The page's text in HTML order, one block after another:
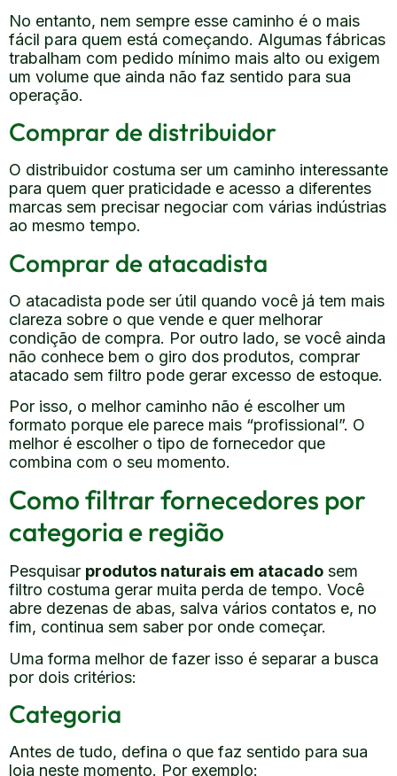
No entanto, nem sempre esse caminho é o mais
fácil para quem está começando. Algumas fábricas
trabalham com pedido mínimo mais alto ou exigem
um volume que ainda não faz sentido para sua
operação.
Comprar de distribuidor
O distribuidor costuma ser um caminho interessante
para quem quer praticidade e acesso a diferentes
marcas sem precisar negociar com várias indústrias
ao mesmo tempo.
Comprar de atacadista
O atacadista pode ser útil quando você já tem mais
clareza sobre o que vende e quer melhorar
condição de compra. Por outro lado, se você ainda
não conhece bem o giro dos produtos, comprar
atacado sem filtro pode gerar excesso de estoque.
Por isso, o melhor caminho não é escolher um
formato porque ele parece mais “profissional”. O
melhor é escolher o tipo de fornecedor que
combina com o seu momento.
Como filtrar fornecedores por
categoria e região
Pesquisar produtos naturais em atacado sem
filtro costuma gerar muita perda de tempo. Você
abre dezenas de abas, salva vários contatos e, no
fim, continua sem saber por onde começar.
Uma forma melhor de fazer isso é separar a busca
por dois critérios:
Categoria
Antes de tudo, defina o que faz sentido para sua
loja neste momento. Por exemplo: